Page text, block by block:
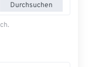
Durchsuchen